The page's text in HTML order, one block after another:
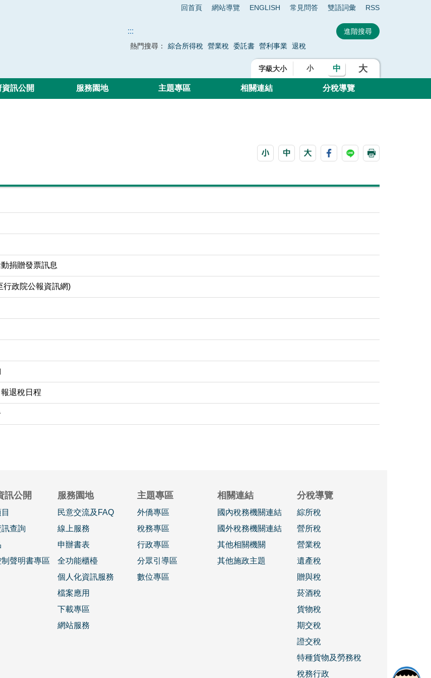
回首頁 網站導覽 ENGLISH 常見問答 雙語詞彙 RSS
:::
熱門搜尋： 綜合所得稅 營業稅 委託書 營利事業 退稅
字級大小 小 中 大
資訊公開 服務園地 主題專區 相關連結 分稅導覽
捐贈發票訊息
行政院公報資訊網)
退稅日程
訊公開
查詢
聲明書專區
服務園地
民意交流及FAQ
線上服務
申辦書表
全功能櫃檯
個人化資訊服務
檔案應用
下載專區
網站服務
主題專區
外僑專區
稅務專區
行政專區
分眾引導區
數位專區
相關連結
國內稅務機關連結
國外稅務機關連結
其他相關機關
其他施政主題
分稅導覽
綜所稅
營所稅
營業稅
遺產稅
贈與稅
菸酒稅
貨物稅
期交稅
證交稅
特種貨物及勞務稅
稅務行政